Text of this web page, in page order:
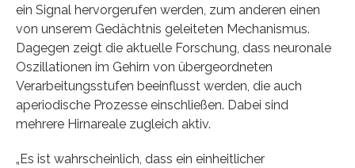
ein Signal hervorgerufen werden, zum anderen einen
von unserem Gedächtnis geleiteten Mechanismus.
Dagegen zeigt die aktuelle Forschung, dass neuronale
Oszillationen im Gehirn von übergeordneten
Verarbeitungsstufen beeinflusst werden, die auch
aperiodische Prozesse einschließen. Dabei sind
mehrere Hirnareale zugleich aktiv.
„Es ist wahrscheinlich, dass ein einheitlicher